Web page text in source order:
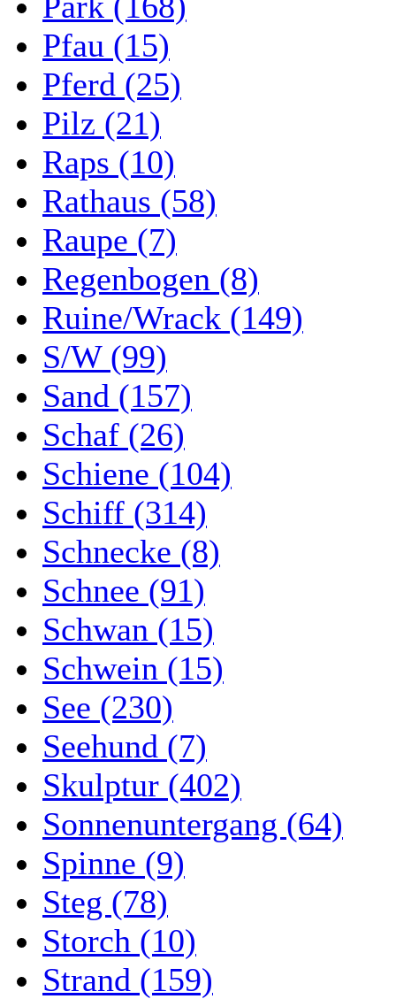
Pfau (15)
Pferd (25)
Pilz (21)
Raps (10)
Rathaus (58)
Raupe (7)
Regenbogen (8)
Ruine/Wrack (149)
S/W (99)
Sand (157)
Schaf (26)
Schiene (104)
Schiff (314)
Schnecke (8)
Schnee (91)
Schwan (15)
Schwein (15)
See (230)
Seehund (7)
Skulptur (402)
Sonnenuntergang (64)
Spinne (9)
Steg (78)
Storch (10)
Strand (159)